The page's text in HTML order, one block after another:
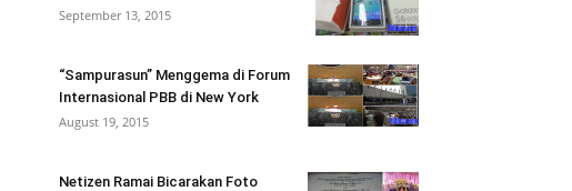
September 13, 2015
“Sampurasun” Menggema di Forum
Internasional PBB di New York
August 19, 2015
Netizen Ramai Bicarakan Foto